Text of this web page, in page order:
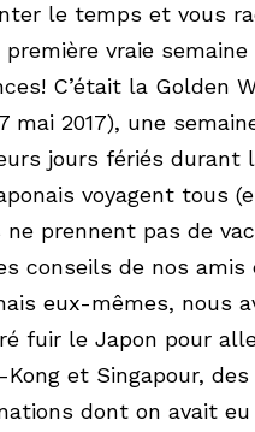
le temps et vous
vraie semaine
C’était la Golden
mai 2017), une
jours fériés durant
voyagent tous
ne prennent pas de
conseils de nos amis
eux-mêmes, nous
fuir le Japon pour
Kong et Singapour, des
dont on avait eu